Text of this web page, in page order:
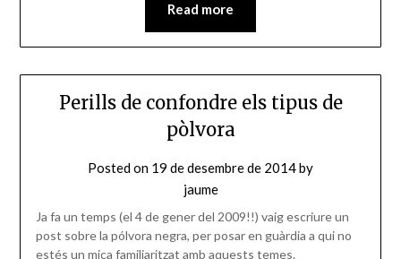
Read more
Perills de confondre els tipus de
pòlvora
Posted on 19 de desembre de 2014by
jaume
Ja fa un temps (el 4 de gener del 2009!!) vaig escriure un
post sobre la pólvora negra, per posar en guàrdia a qui no
estés un mica familiaritzat amb aquests temes.